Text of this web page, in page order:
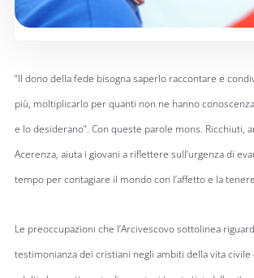
“Il dono della fede bisogna saperlo raccontare e
più, moltiplicarlo per quanti non ne hanno
e lo desiderano”. Con queste parole mons. Ricchiuti,
Acerenza, aiuta i giovani a riflettere sull’urgenza di
tempo per contagiare il mondo con l’affetto e la
Le preoccupazioni che l’Arcivescovo sottolinea
testimonianza dei cristiani negli ambiti della vita civile